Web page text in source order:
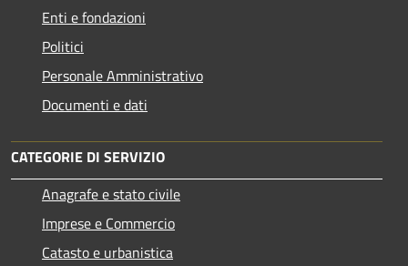
Enti e fondazioni
Politici
Personale Amministrativo
Documenti e dati
CATEGORIE DI SERVIZIO
Anagrafe e stato civile
Imprese e Commercio
Catasto e urbanistica